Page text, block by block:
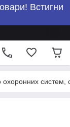
Встигни
систем,